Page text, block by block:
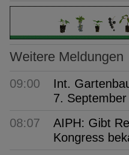
Weitere Meldungen
09:00
Int.
7. September
08:07
AIPH: Gibt
Kongress